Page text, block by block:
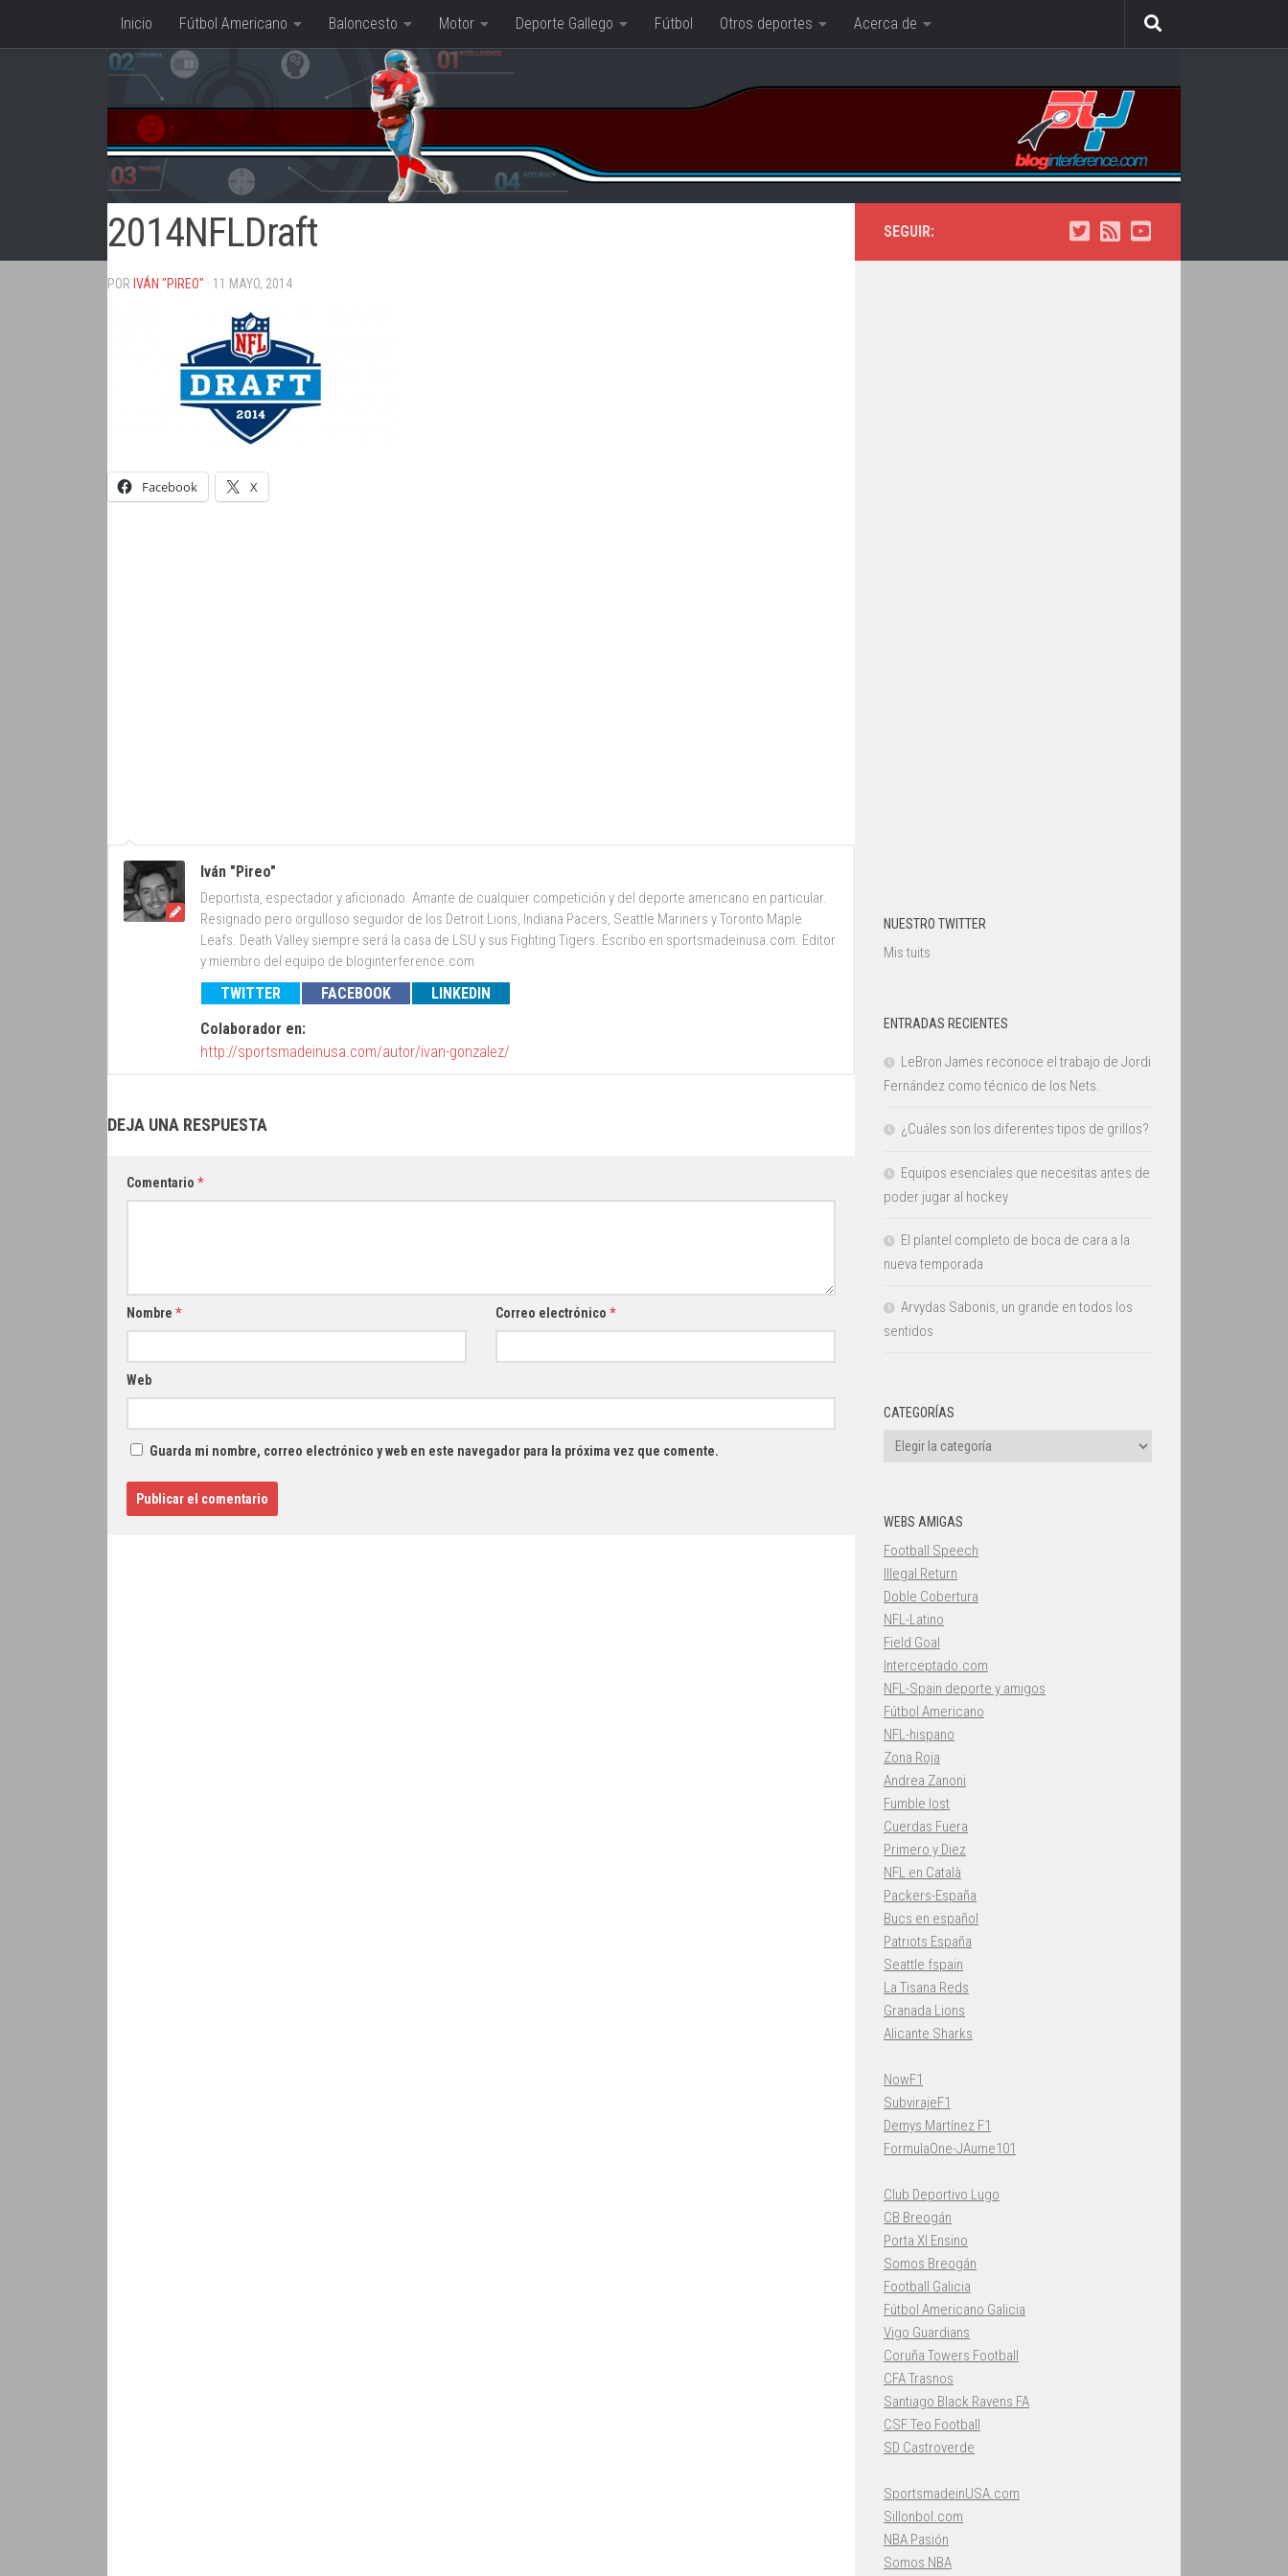
Saltar al contenido
Inicio Fútbol Americano Baloncesto Motor Deporte Gallego Fútbol Otros deportes Acerca de
2014NFLDraft
POR IVÁN "PIREO" · 11 MAYO, 2014
Facebook X
Iván "Pireo"
Deportista, espectador y aficionado. Amante de cualquier competición y del deporte americano en particular.
Resignado pero orgulloso seguidor de los Detroit Lions, Indiana Pacers, Seattle Mariners y Toronto Maple
Leafs. Death Valley siempre será la casa de LSU y sus Fighting Tigers. Escribo en sportsmadeinusa.com. Editor
y miembro del equipo de bloginterference.com
TWITTER FACEBOOK
LINKEDIN
Colaborador en:
http://sportsmadeinusa.com/autor/ivan-gonzalez/
DEJA UNA RESPUESTA
Comentario *
Nombre * Correo electrónico *
Web
Guarda mi nombre, correo electrónico y web en este navegador para la próxima vez que comente.
SEGUIR:
NUESTRO TWITTER
Mis tuits
ENTRADAS RECIENTES
LeBron James reconoce el trabajo de Jordi
Fernández como técnico de los Nets.
¿Cuáles son los diferentes tipos de grillos?
Equipos esenciales que necesitas antes de
poder jugar al hockey
El plantel completo de boca de cara a la
nueva temporada
Arvydas Sabonis, un grande en todos los
sentidos
CATEGORÍAS
Categorías
WEBS AMIGAS
Football Speech
Illegal Return
Doble Cobertura
NFL-Latino
Field Goal
Interceptado.com
NFL-Spain deporte y amigos
Fútbol Americano
NFL-hispano
Zona Roja
Andrea Zanoni
Fumble lost
Cuerdas Fuera
Primero y Diez
NFL en Català
Packers-España
Bucs en español
Patriots España
Seattle fspain
La Tisana Reds
Granada Lions
Alicante Sharks
NowF1
SubvirajeF1
Demys Martínez F1
FormulaOne-JAume101
Club Deportivo Lugo
CB Breogán
Porta XI Ensino
Somos Breogán
Football Galicia
Fútbol Americano Galicia
Vigo Guardians
Coruña Towers Football
CFA Trasnos
Santiago Black Ravens FA
CSF Teo Football
SD Castroverde
SportsmadeinUSA.com
Sillonbol.com
NBA Pasión
Somos NBA